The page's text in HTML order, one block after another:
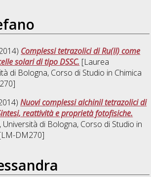
Complessi tetrazolici di Ru(II) come
solari di tipo DSSC. [Laurea
di Bologna, Corso di Studio in Chimica
Nuovi complessi alchinil tetrazolici di
reattività e proprietà fotofisiche.
di Bologna, Corso di Studio in
DM270]